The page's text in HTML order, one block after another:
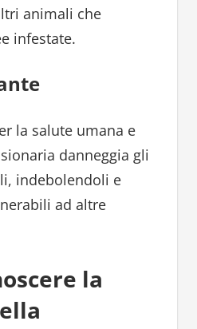
animali che
infestate.
la salute umana e
danneggia gli
indebolendoli e
ad altre
la